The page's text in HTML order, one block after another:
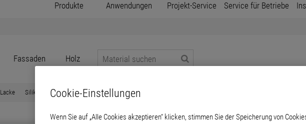
Produkte Anwendungen Projekt-Service Service für Betriebe
Fassaden Holz
Lacke Silikat- und Siliconfarben RAL Classic
Cookie-Einstellungen
Wenn Sie auf „Alle Cookies akzeptieren“ klicken, stimmen Sie der Speicherung von